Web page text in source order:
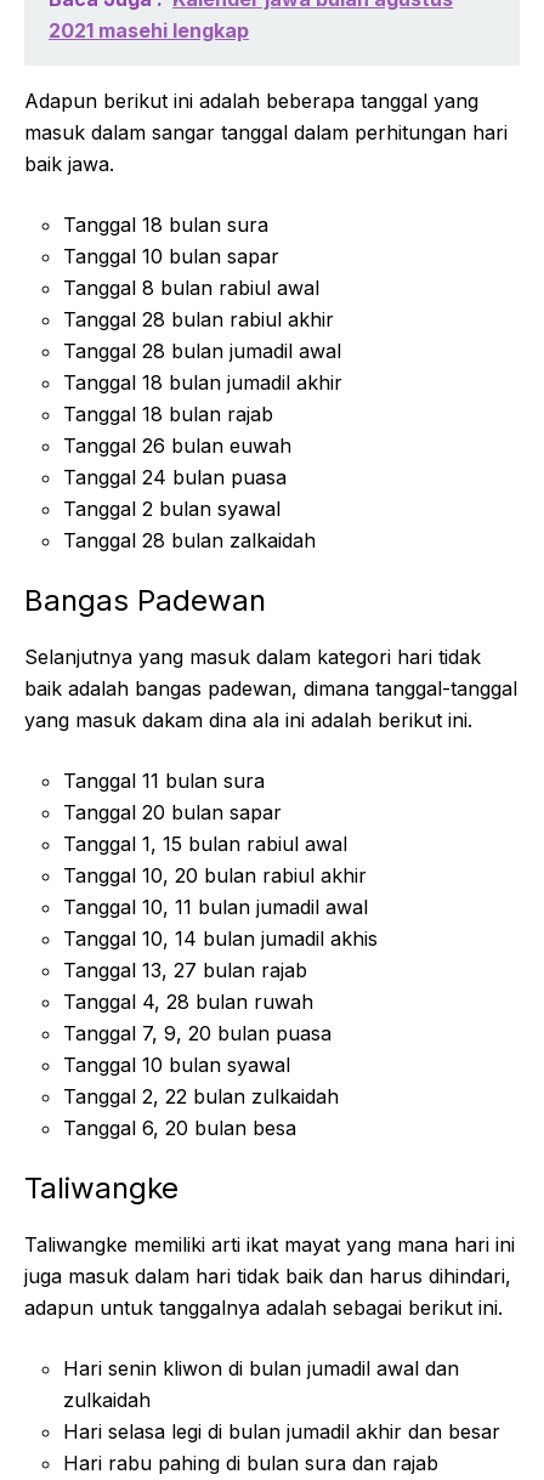
2021 masehi lengkap
Adapun berikut ini adalah beberapa tanggal yang
masuk dalam sangar tanggal dalam perhitungan hari
baik jawa.
Tanggal 18 bulan sura
Tanggal 10 bulan sapar
Tanggal 8 bulan rabiul awal
Tanggal 28 bulan rabiul akhir
Tanggal 28 bulan jumadil awal
Tanggal 18 bulan jumadil akhir
Tanggal 18 bulan rajab
Tanggal 26 bulan euwah
Tanggal 24 bulan puasa
Tanggal 2 bulan syawal
Tanggal 28 bulan zalkaidah
Bangas Padewan
Selanjutnya yang masuk dalam kategori hari tidak
baik adalah bangas padewan, dimana tanggal-tanggal
yang masuk dakam dina ala ini adalah berikut ini.
Tanggal 11 bulan sura
Tanggal 20 bulan sapar
Tanggal 1, 15 bulan rabiul awal
Tanggal 10, 20 bulan rabiul akhir
Tanggal 10, 11 bulan jumadil awal
Tanggal 10, 14 bulan jumadil akhis
Tanggal 13, 27 bulan rajab
Tanggal 4, 28 bulan ruwah
Tanggal 7, 9, 20 bulan puasa
Tanggal 10 bulan syawal
Tanggal 2, 22 bulan zulkaidah
Tanggal 6, 20 bulan besa
Taliwangke
Taliwangke memiliki arti ikat mayat yang mana hari ini
juga masuk dalam hari tidak baik dan harus dihindari,
adapun untuk tanggalnya adalah sebagai berikut ini.
Hari senin kliwon di bulan jumadil awal dan
zulkaidah
Hari selasa legi di bulan jumadil akhir dan besar
Hari rabu pahing di bulan sura dan rajab